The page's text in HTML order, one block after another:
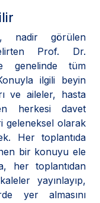
nadir görülen
Prof. Dr.
genelinde tüm
ilgili beyin
ve aileler, hasta
herkesi davet
geleneksel olarak
Her toplantıda
bir konuyu ele
her toplantıdan
yayınlayıp,
yer almasını